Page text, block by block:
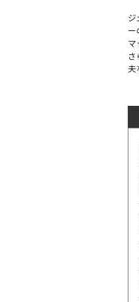
ジ
ー
マ
さ
夫